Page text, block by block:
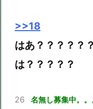
>>18
はあ？？？？？
は？？？？？
26 名無し募集中。。